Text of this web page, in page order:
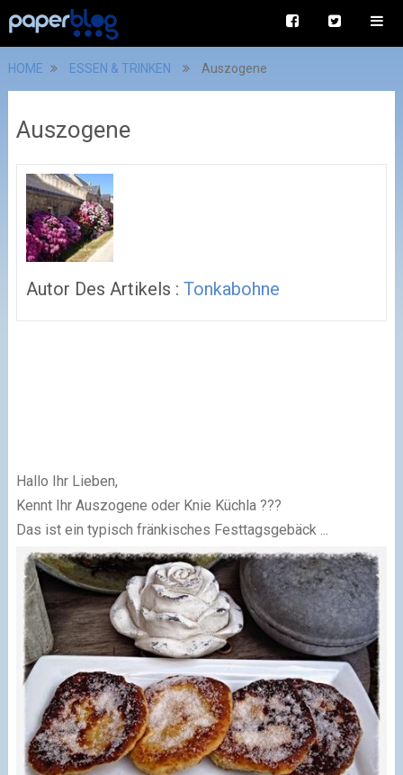
HOME ESSEN & TRINKEN Auszogene
Auszogene
Autor Des Artikels : Tonkabohne
Hallo Ihr Lieben,
Kennt Ihr Auszogene oder Knie Küchla ???
Das ist ein typisch fränkisches Festtagsgebäck ...